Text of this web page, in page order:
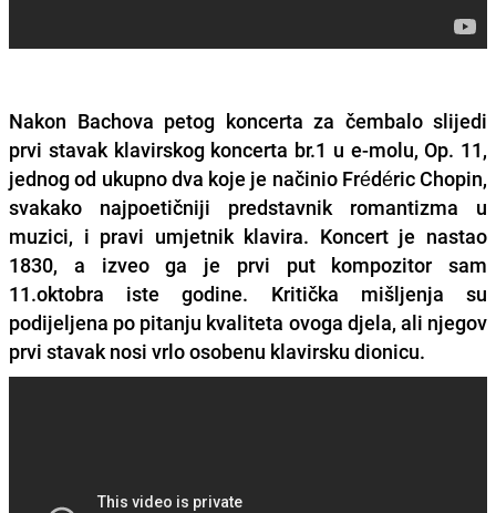
Nakon Bachova petog koncerta za čembalo slijedi
prvi stavak klavirskog koncerta br.1 u e-molu, Op. 11,
jednog od ukupno dva koje je načinio Frédéric Chopin,
svakako najpoetičniji predstavnik romantizma u
muzici, i pravi umjetnik klavira. Koncert je nastao
1830, a izveo ga je prvi put kompozitor sam
11.oktobra iste godine. Kritička mišljenja su
podijeljena po pitanju kvaliteta ovoga djela, ali njegov
prvi stavak nosi vrlo osobenu klavirsku dionicu.